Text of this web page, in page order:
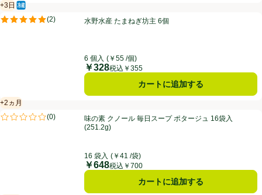
水野水産 たまねぎ坊主 6個
+3日
賞味・消費期限保証：3日
冷蔵食品
(2)
評価は2件のレビューで5点中5.0点。
水野水産 たまねぎ坊主 6個
6 個入 (￥55 /個)
価格
￥328税込￥355
カートに追加する
味の素 クノール 毎日スープ ポタージュ 16袋入 (251.2g)
+2ヵ月
賞味・消費期限保証：2ヵ月
(0)
評価は0件のレビューで5点中0.0点。味の素 クノール 毎日スープ ポタージュ 16袋入
(251.2g)
16 袋入 (￥41 /袋)
価格
￥648税込￥700
カートに追加する